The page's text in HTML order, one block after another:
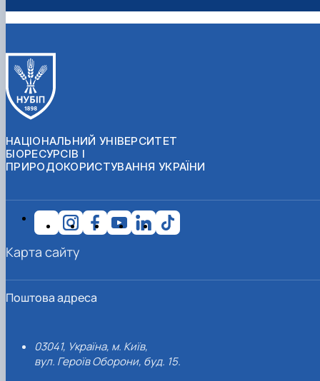
НАЦІОНАЛЬНИЙ УНІВЕРСИТЕТ
БІОРЕСУРСІВ І
ПРИРОДОКОРИСТУВАННЯ УКРАЇНИ
Поштова адреса
03041, Україна, м. Київ,
вул. Героїв Оборони, буд. 15.
Карта сайту